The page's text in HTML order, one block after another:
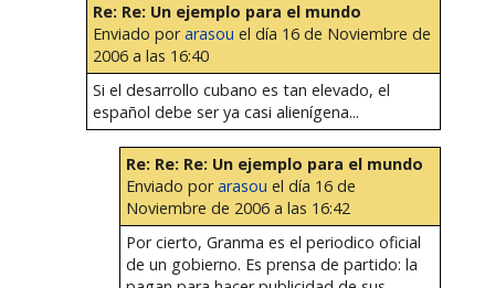
Re: Re: Un ejemplo para el mundo
Enviado porarasou el día 16 de Noviembre de
2006 a las 16:40
Si el desarrollo cubano es tan elevado, el
español debe ser ya casi alienígena...
Re: Re: Re: Un ejemplo para el mundo
Enviado porarasou el día 16 de
Noviembre de 2006 a las 16:42
Por cierto, Granma es el periodico oficial
de un gobierno. Es prensa de partido: la